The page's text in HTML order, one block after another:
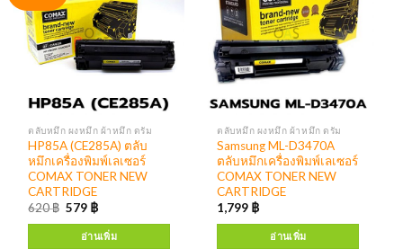
ตลับหมึก ผงหมึก ผ้าหมึก ดรัม
HP85A (CE285A) ตลับ
หมึกเครื่องพิมพ์เลเซอร์
COMAX TONER NEW
CARTRIDGE
620฿ 579 ฿
อ่านเพิ่ม
ตลับหมึก ผงหมึก ผ้าหมึก ดรัม
Samsung ML-D3470A
ตลับหมึกเครื่องพิมพ์เลเซอร์
COMAX TONER NEW
CARTRIDGE
1,799 ฿
อ่านเพิ่ม